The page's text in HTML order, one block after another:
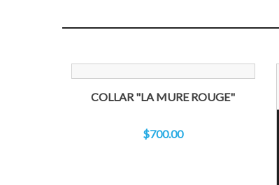
COLLAR "LA MURE ROUGE"
$700.00